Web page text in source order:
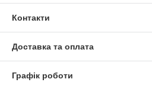
Контакти
Доставка та оплата
Графік роботи